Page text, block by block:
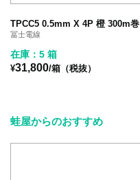
TPCC5 0.5mm X 4P 橙 300m巻
冨士電線
在庫：5 箱
¥31,800/箱（税抜）
蛙屋からのおすすめ